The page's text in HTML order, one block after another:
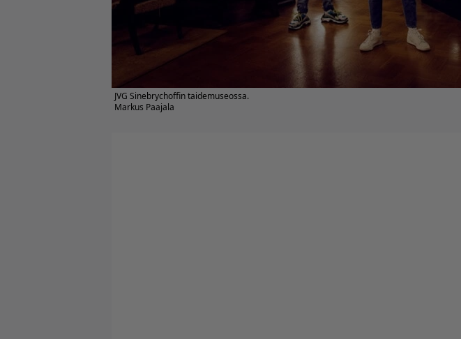
JVG Sinebrychoffin taidemuseossa.
Markus Paajala